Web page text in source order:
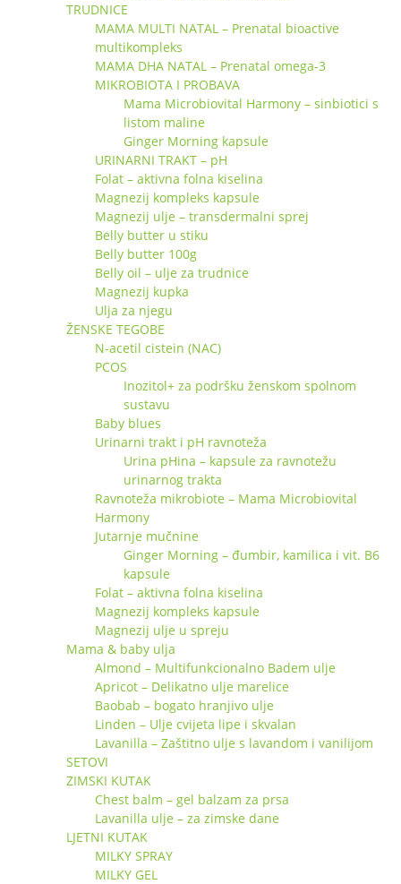
TRUDNICE
MAMA MULTI NATAL – Prenatal bioactive
multikompleks
MAMA DHA NATAL – Prenatal omega-3
MIKROBIOTA I PROBAVA
Mama Microbiovital Harmony – sinbiotici s
listom maline
Ginger Morning kapsule
URINARNI TRAKT – pH
Folat – aktivna folna kiselina
Magnezij kompleks kapsule
Magnezij ulje – transdermalni sprej
Belly butter u stiku
Belly butter 100g
Belly oil – ulje za trudnice
Magnezij kupka
Ulja za njegu
ŽENSKE TEGOBE
N-acetil cistein (NAC)
PCOS
Inozitol+ za podršku ženskom spolnom
sustavu
Baby blues
Urinarni trakt i pH ravnoteža
Urina pHina – kapsule za ravnotežu
urinarnog trakta
Ravnoteža mikrobiote – Mama Microbiovital
Harmony
Jutarnje mučnine
Ginger Morning – đumbir, kamilica i vit. B6
kapsule
Folat – aktivna folna kiselina
Magnezij kompleks kapsule
Magnezij ulje u spreju
Mama & baby ulja
Almond – Multifunkcionalno Badem ulje
Apricot – Delikatno ulje marelice
Baobab – bogato hranjivo ulje
Linden – Ulje cvijeta lipe i skvalan
Lavanilla – Zaštitno ulje s lavandom i vanilijom
SETOVI
ZIMSKI KUTAK
Chest balm – gel balzam za prsa
Lavanilla ulje – za zimske dane
LJETNI KUTAK
MILKY SPRAY
MILKY GEL